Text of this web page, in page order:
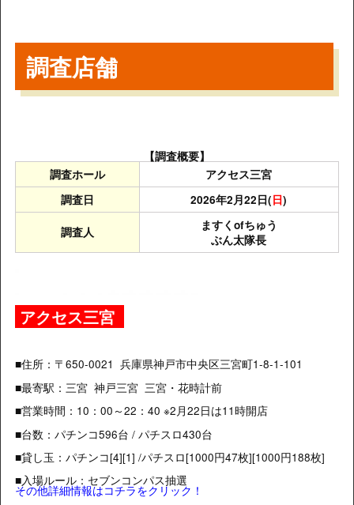
調査店舗
【調査概要】
調査ホール
アクセス三宮
調査日
2026年2月22日(日)
調査人
ますくofちゅう
ぶん太隊長
アクセス三宮
■住所：〒650-0021 兵庫県神戸市中央区三宮町1-8-1-101
■最寄駅：三宮 神戸三宮 三宮・花時計前
■営業時間：10：00～22：40 ※2月22日は11時開店
■台数：パチンコ596台 / パチスロ430台
■貸し玉：パチンコ[4][1] /パチスロ[1000円47枚][1000円188枚]
■入場ルール：セブンコンパス抽選
その他詳細情報はコチラをクリック！